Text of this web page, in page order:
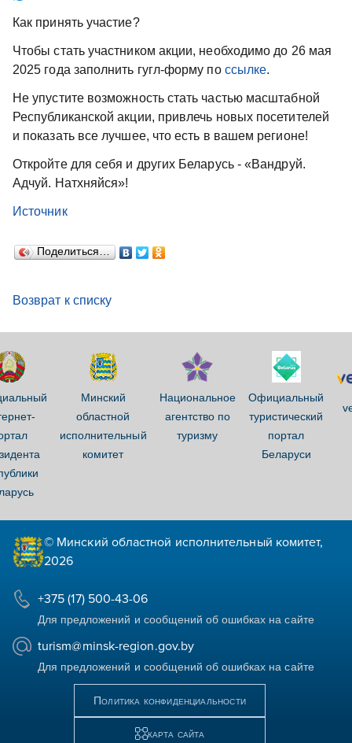
Как принять участие?
Чтобы стать участником акции, необходимо до 26 мая
2025 года заполнить гугл-форму по ссылке.
Не упустите возможность стать частью масштабной
Республиканской акции, привлечь новых посетителей
и показать все лучшее, что есть в вашем регионе!
Откройте для себя и других Беларусь - «Вандруй.
Адчуй. Натхняйся»!
Источник
Поделиться…
Возврат к списку
Минский
областной
исполнительный
комитет
Национальное
агентство по
туризму
Официальный
туристический
портал
Беларуси
© Минский областной исполнительный комитет,
2026
+375 (17) 500-43-06
Для предложений и сообщений об ошибках на сайте
turism@minsk-region.gov.by
Для предложений и сообщений об ошибках на сайте
Политика конфиденциальности
карта сайта